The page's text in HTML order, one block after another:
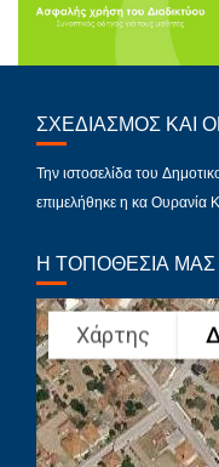
ΣΧΕΔΙΑΣΜΌΣ ΚΑΙ
Την ιστοσελίδα του
επιμελήθηκε η κα
Η ΤΟΠΟΘΕΣΊΑ ΜΑΣ
Χάρτης